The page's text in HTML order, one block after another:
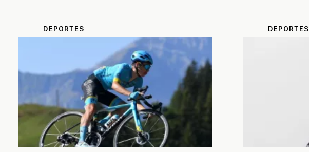
DEPORTES DEPORTES